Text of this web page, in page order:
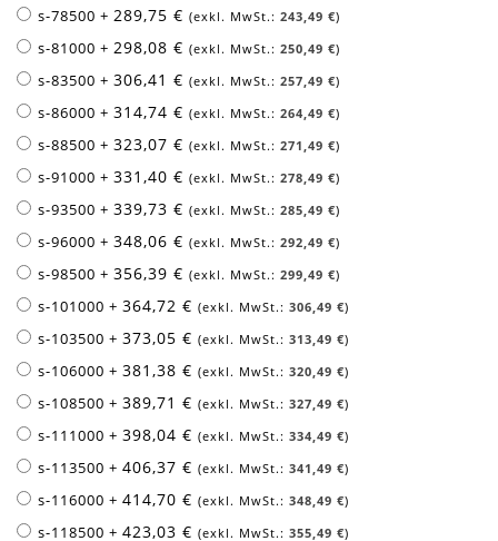
s-78500+289,75 € 243,49 €
s-81000+298,08 € 250,49 €
s-83500+306,41 € 257,49 €
s-86000+314,74 € 264,49 €
s-88500+323,07 € 271,49 €
s-91000+331,40 € 278,49 €
s-93500+339,73 € 285,49 €
s-96000+348,06 € 292,49 €
s-98500+356,39 € 299,49 €
s-101000+364,72 € 306,49 €
s-103500+373,05 € 313,49 €
s-106000+381,38 € 320,49 €
s-108500+389,71 € 327,49 €
s-111000+398,04 € 334,49 €
s-113500+406,37 € 341,49 €
s-116000+414,70 € 348,49 €
s-118500+423,03 € 355,49 €